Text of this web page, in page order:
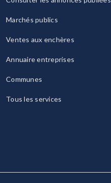
Marchés publics
Ventes aux enchères
Annuaire entreprises
Communes
Tous les services